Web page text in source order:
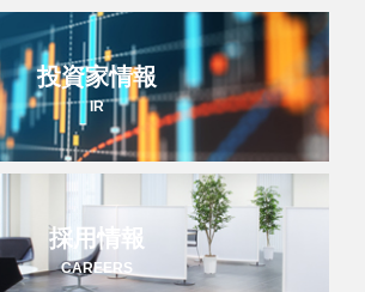
投資家情報
IR
採用情報
CAREERS